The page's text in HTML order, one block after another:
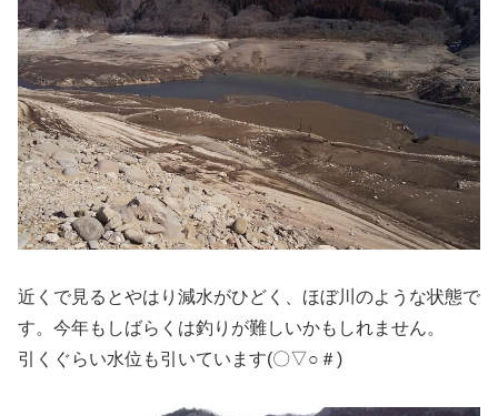
近くで見るとやはり減水がひどく、ほぼ川のような状態で
す。今年もしばらくは釣りが難しいかもしれません。
引くぐらい水位も引いています(〇▽○＃)